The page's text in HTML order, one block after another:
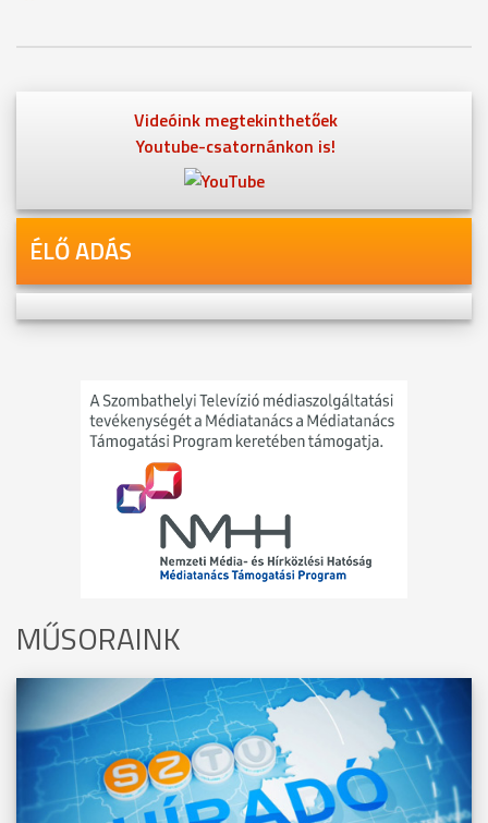
Videóink megtekinthetőek
Youtube-csatornánkon is!
ÉLŐ ADÁS
MŰSORAINK